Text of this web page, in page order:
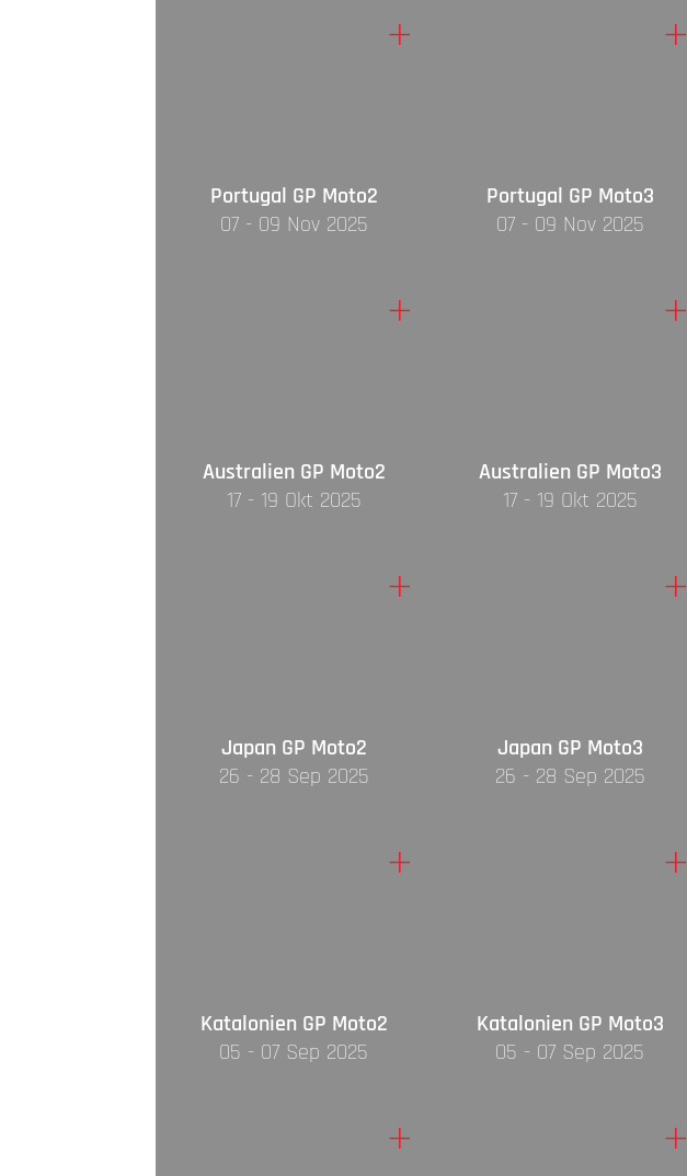
+ +
Portugal GP Moto2
07 - 09 Nov 2025
+
Portugal GP Moto3
07 - 09 Nov 2025
+
Australien GP Moto2
17 - 19 Okt 2025
+
Australien GP Moto3
17 - 19 Okt 2025
+
Japan GP Moto2
26 - 28 Sep 2025
+
Japan GP Moto3
26 - 28 Sep 2025
+
Katalonien GP Moto2
05 - 07 Sep 2025
+
Katalonien GP Moto3
05 - 07 Sep 2025
+